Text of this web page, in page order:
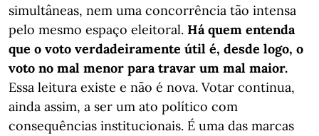
simultâneas, nem uma concorrência tão intensa
pelo mesmo espaço eleitoral. Há quem entenda
que o voto verdadeiramente útil é, desde logo, o
voto no mal menor para travar um mal maior.
Essa leitura existe e não é nova. Votar continua,
ainda assim, a ser um ato político com
consequências institucionais. É uma das marcas